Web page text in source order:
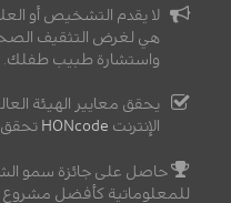
لا يقدم التشخيص أو
هي لغرض التثقيف
واستشارة طبيب طفلك.
يحقق معايير الهيئة
الإنترنت HONcode
حاصل على جائزة سمو
للمعلوماتية كأفضل